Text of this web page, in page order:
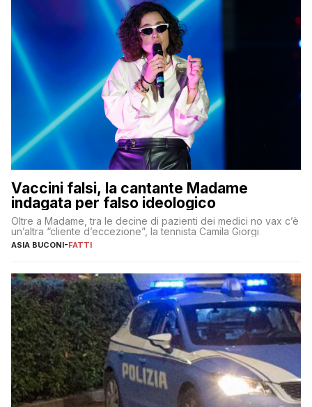
Vaccini falsi, la cantante Madame
indagata per falso ideologico
Oltre a Madame, tra le decine di pazienti dei medici no vax c’è
un’altra “cliente d’eccezione”, la tennista Camila Giorgi
ASIA BUCONI-FATTI